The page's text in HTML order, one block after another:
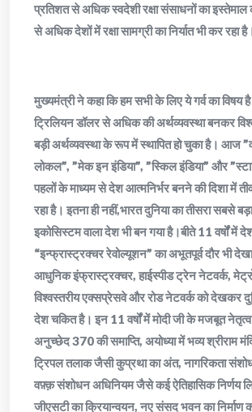
प्रतिशत से अधिक स्वदेशी रक्षा संसाधनों का
से अधिक देशों में रक्षा सामग्री का निर्यात भी कर रहा
मुख्यमंत्री ने कहा कि हम सभी के लिए ये गर्व का विषय
ट्रिलियन डॉलर से अधिक की अर्थव्यवस्था बनकर
बड़ी अर्थव्यवस्था के रूप में स्थापित हो चुका है। आज
लोकल”, ”मेक इन इंडिया”, ”स्किल इंडिया” और
पहलों के माध्यम से देश आत्मनिर्भर बनने की दिशा में
रहा है। इतना ही नहीं,भारत दुनिया का तीसरा सबसे
इकोसिस्टम वाला देश भी बन गया है।बीते 11 वर्षों में
“इन्फ्रास्ट्रक्चर रेवोल्यूशन” का अभूतपूर्व दौर भी
आधुनिक इंफ्रास्ट्रक्चर, हाईस्पीड ट्रेन नेटवर्क,
विश्वस्तरीय एक्सप्रेसवे और रोड नेटवर्क को देखकर
देश चकित है। इन 11 वर्षों में मोदी जी के मजबूत
अनुच्छेद 370 की समाप्ति, अयोध्या में भव्य श्रीराम
ट्रिपल तलाक जैसी कुप्रथा का अंत, नागरिकता
वफ़्क़ संशोधन अधिनियम जैसे कई ऐतिहासिक निर्णय
जीएसटी का क्रियान्वयन, नए संसद भवन का निर्माण